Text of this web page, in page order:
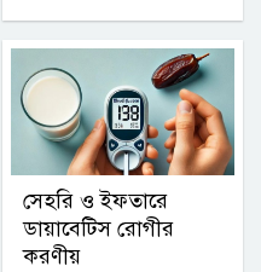
সেহরি ও ইফতারে
ডায়াবেটিস রোগীর
করণীয়